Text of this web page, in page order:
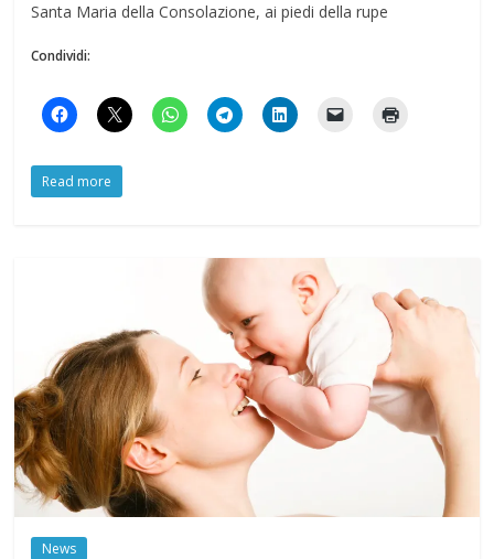
Santa Maria della Consolazione, ai piedi della rupe
Condividi:
Read more
News